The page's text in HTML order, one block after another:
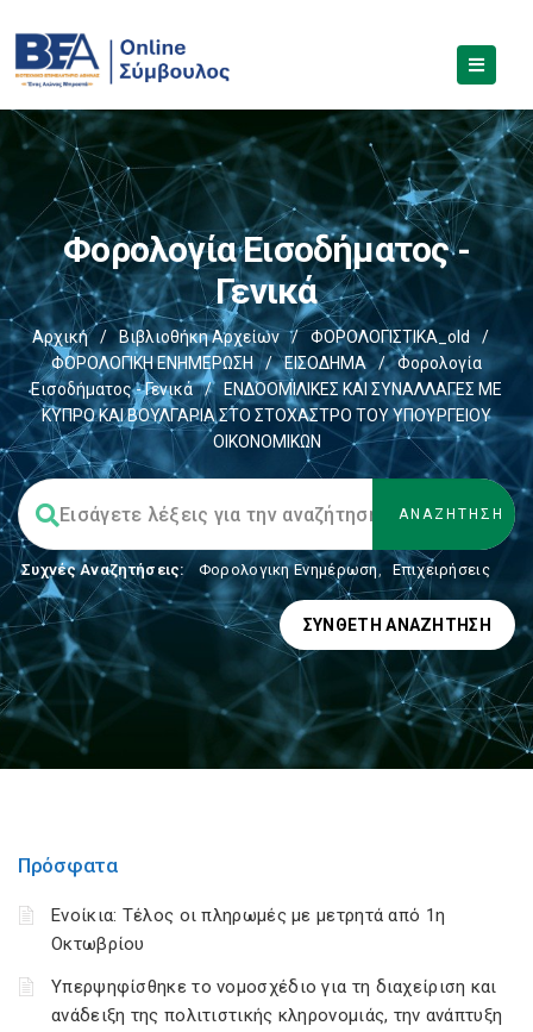
Φορολογία Εισοδήματος -
Γενικά
Αρχική / Βιβλιοθήκη Αρχείων / ΦΟΡΟΛΟΓΙΣΤΙΚΑ_old
/
ΦΟΡΟΛΟΓΙΚΗ ΕΝΗΜΕΡΩΣΗ
/ ΕΙΣΟΔΗΜΑ /
Φορολογία
Εισοδήματος - Γενικά
/
ΕΝΔΟΟΜΙΛΙΚΕΣ ΚΑΙ ΣΥΝΑΛΛΑΓΕΣ ΜΕ
ΚΥΠΡΟ ΚΑΙ ΒΟΥΛΓΑΡΙΑ ΣΤΟ ΣΤΟΧΑΣΤΡΟ ΤΟΥ ΥΠΟΥΡΓΕΙΟΥ
ΟΙΚΟΝΟΜΙΚΩΝ
Συχνές Αναζητήσεις: Φορολογικη Ενημέρωση, Επιχειρήσεις
ΣΎΝΘΕΤΗ ΑΝΑΖΉΤΗΣΗ
Πρόσφατα
Ενοίκια: Τέλος οι πληρωμές με μετρητά από 1η
Οκτωβρίου
Υπερψηφίσθηκε το νομοσχέδιο για τη διαχείριση και
ανάδειξη της πολιτιστικής κληρονομιάς, την ανάπτυξη